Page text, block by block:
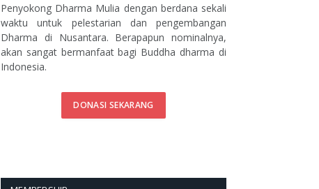
Penyokong Dharma Mulia dengan berdana sekali
waktu untuk pelestarian dan pengembangan
Dharma di Nusantara. Berapapun nominalnya,
akan sangat bermanfaat bagi Buddha dharma di
Indonesia.
DONASI SEKARANG